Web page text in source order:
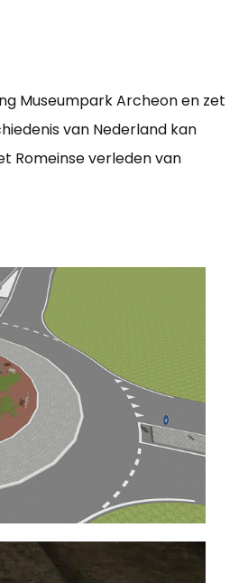
Museumpark Archeon en zet
van Nederland kan
Romeinse verleden van